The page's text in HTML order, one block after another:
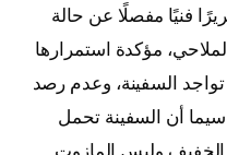
فنيًا مفصلًا عن حالة
مؤكدة استمرارها
السفينة، وعدم رصد
سيما أن السفينة تحمل